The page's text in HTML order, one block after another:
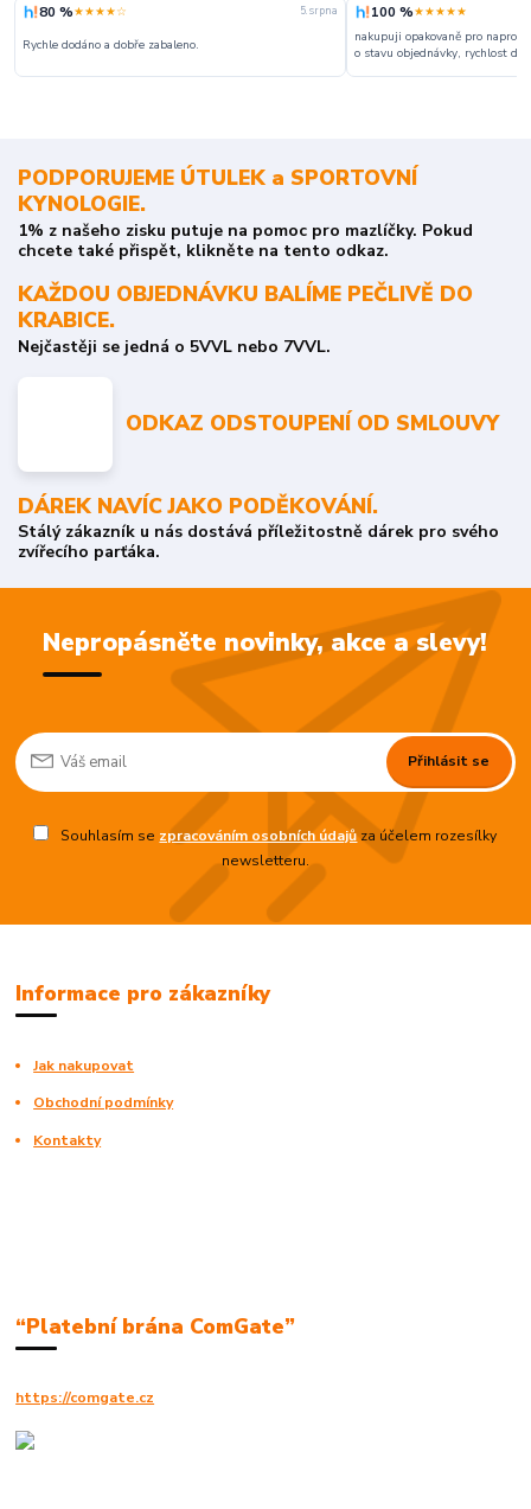
80 %★★★★☆ 5. srpna
Rychle dodáno a dobře zabaleno.
100 %★★★★★
nakupuji opakovaně pro
o stavu objednávky, rychlost
PODPORUJEME ÚTULEK a SPORTOVNÍ
KYNOLOGIE.
1% z našeho zisku putuje na pomoc pro mazlíčky. Pokud
chcete také přispět, klikněte na tento odkaz.
KAŽDOU OBJEDNÁVKU BALÍME PEČLIVĚ DO
KRABICE.
Nejčastěji se jedná o 5VVL nebo 7VVL.
ODKAZ ODSTOUPENÍ OD SMLOUVY
DÁREK NAVÍC JAKO PODĚKOVÁNÍ.
Stálý zákazník u nás dostává příležitostně dárek pro svého
zvířecího parťáka.
Nepropásněte novinky, akce a slevy!
Přihlásit se
Souhlasím se zpracováním osobních údajůza účelem rozesílky
newsletteru.
Informace pro zákazníky
Jak nakupovat
Obchodní podmínky
Kontakty
“Platební brána ComGate”
https://comgate.cz